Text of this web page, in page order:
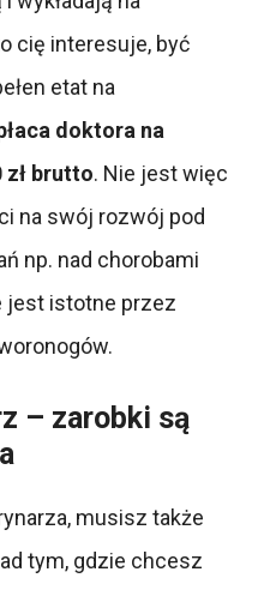
cię interesuje, być
etat na
doktora na
zł brutto. Nie jest więc
na swój rozwój pod
np. nad chorobami
jest istotne przez
– zarobki są
musisz także
tym, gdzie chcesz